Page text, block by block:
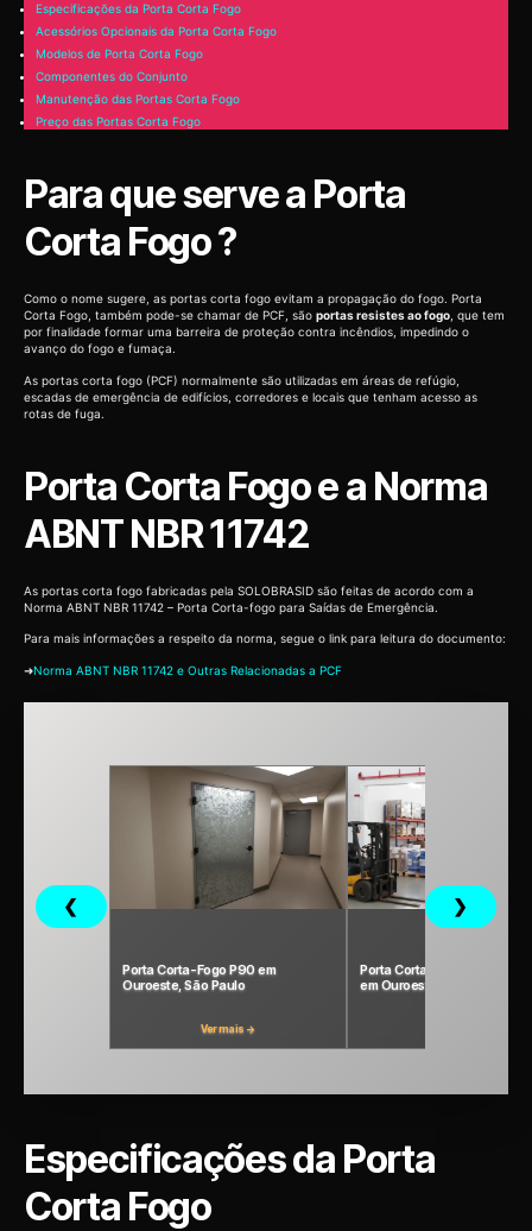
Especificações da Porta Corta Fogo
Acessórios Opcionais da Porta Corta Fogo
Modelos de Porta Corta Fogo
Componentes do Conjunto
Manutenção das Portas Corta Fogo
Preço das Portas Corta Fogo
Para que serve a Porta
Corta Fogo ?
Como o nome sugere, as portas corta fogo evitam a propagação do fogo. Porta
Corta Fogo, também pode-se chamar de PCF, são portas resistes ao fogo , que tem
por finalidade formar uma barreira de proteção contra incêndios, impedindo o
avanço do fogo e fumaça.
As portas corta fogo (PCF) normalmente são utilizadas em áreas de refúgio,
escadas de emergência de edifícios, corredores e locais que tenham acesso as
rotas de fuga.
Porta Corta Fogo e a Norma
ABNT NBR 11742
As portas corta fogo fabricadas pela SOLOBRASID são feitas de acordo com a
Norma ABNT NBR 11742 – Porta Corta-fogo para Saídas de Emergência.
Para mais informações a respeito da norma, segue o link para leitura do documento:
➜Norma ABNT NBR 11742 e Outras Relacionadas a PCF
❮
Porta Corta-Fogo P90 em
Ouroeste, São Paulo
Ver mais →
Porta Corta Fogo P240
em Ouroeste, São Paulo
❯
Especificações da Porta
Corta Fogo